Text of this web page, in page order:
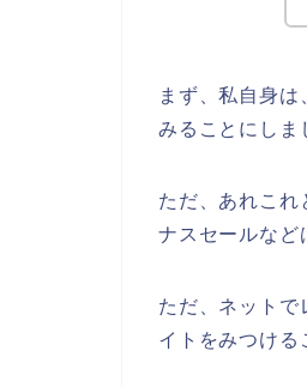
まず、私自身
みることにしま
ただ、あれこれ
ナスセールなど
ただ、ネットで
イトをみつける